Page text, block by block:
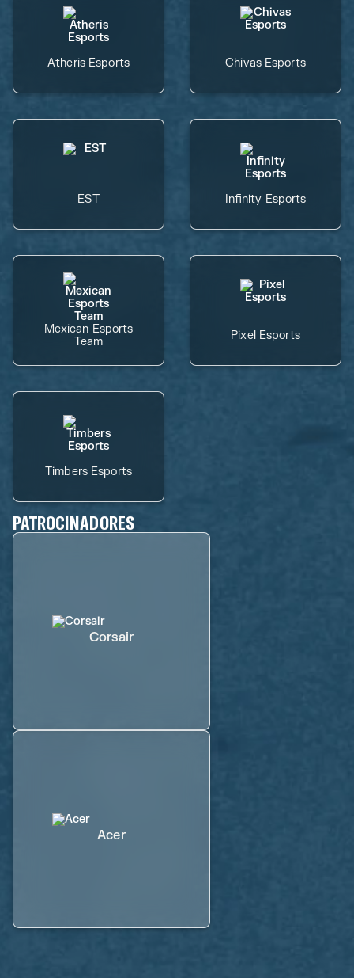
Atheris Esports Chivas Esports
EST Infinity Esports
Mexican Esports
Team
Pixel Esports
Timbers Esports
PATROCINADORES
Corsair
Acer